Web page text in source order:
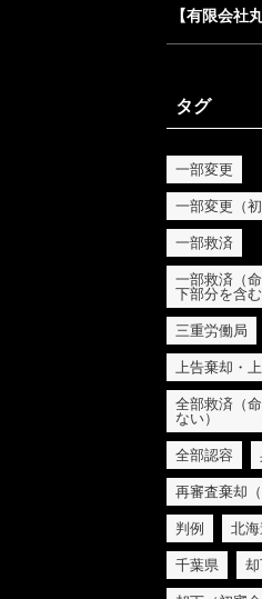
【有限会社
タグ
一部変更
一部変更（
一部救済
一部救済（
下部分を含む
三重労働局
上告棄却・
全部救済（
ない）
全部認容
再審査棄却
判例 北海
千葉県